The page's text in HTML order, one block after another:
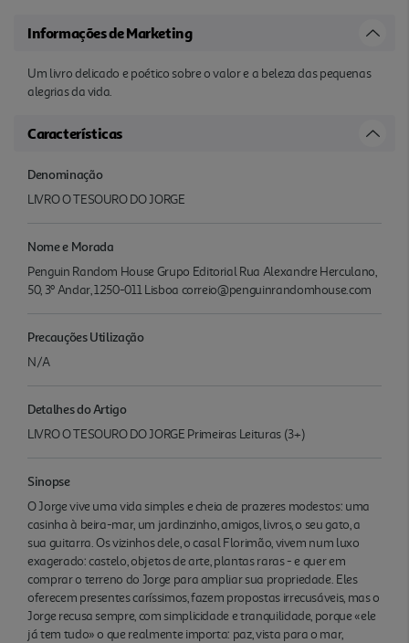
Informações de Marketing
Um livro delicado e poético sobre o valor e a beleza das pequenas
alegrias da vida.
Características
Denominação
LIVRO O TESOURO DO JORGE
Nome e Morada
Penguin Random House Grupo Editorial Rua Alexandre Herculano,
50, 3º Andar, 1250-011 Lisboa correio@penguinrandomhouse.com
Precauções Utilização
N/A
Detalhes do Artigo
LIVRO O TESOURO DO JORGE Primeiras Leituras (3+)
Sinopse
O Jorge vive uma vida simples e cheia de prazeres modestos: uma
casinha à beira-mar, um jardinzinho, amigos, livros, o seu gato, a
sua guitarra. Os vizinhos dele, o casal Florimão, vivem num luxo
exagerado: castelo, objetos de arte, plantas raras - e quer em
comprar o terreno do Jorge para ampliar sua propriedade. Eles
oferecem presentes caríssimos, fazem propostas irrecusáveis, mas o
Jorge recusa sempre, com simplicidade e tranquilidade, porque «ele
já tem tudo» o que realmente importa: paz, vista para o mar,